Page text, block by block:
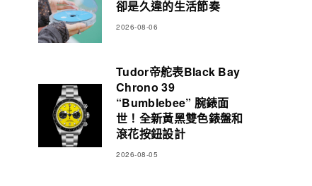
卻是久違的生活節奏
2026-08-06
Tudor帝舵表Black Bay
Chrono 39
“Bumblebee” 腕錶面
世！全新黃黑雙色錶盤和
滾花按鈕設計
2026-08-05